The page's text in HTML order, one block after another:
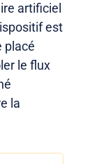
artificiel
est
placé
le flux
la